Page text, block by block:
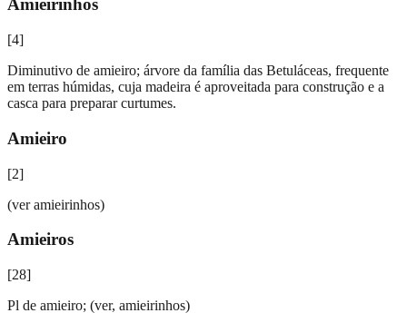
Amieirinhos
[4]
Diminutivo de amieiro; árvore da família das Betuláceas, frequente
em terras húmidas, cuja madeira é aproveitada para construção e a
casca para preparar curtumes.
Amieiro
[2]
(ver amieirinhos)
Amieiros
[28]
Pl de amieiro; (ver, amieirinhos)